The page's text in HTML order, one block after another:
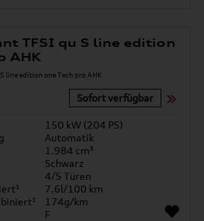
TFSI qu S line edition
AHK
Sofort verfügbar
150 kW (204 PS)
Automatik
1.984 cm³
Schwarz
4/5 Türen
7.6l/100 km
174g/km
F